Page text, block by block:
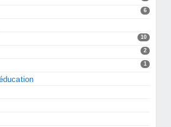
6
10
2
1